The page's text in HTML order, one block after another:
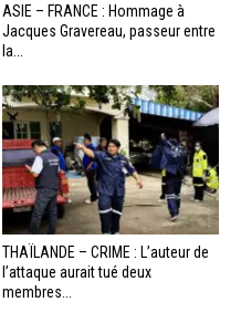
ASIE – FRANCE : Hommage à
Jacques Gravereau, passeur entre
la...
THAÏLANDE – CRIME : L’auteur de
l’attaque aurait tué deux
membres...